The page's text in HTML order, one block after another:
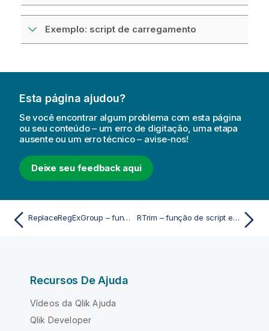
Exemplo: script de carregamento
Esta página ajudou?
Se você encontrar algum problema com esta página
ou seu conteúdo – um erro de digitação, uma etapa
ausente ou um erro técnico – avise-nos!
Deixe seu feedback aqui
ReplaceRegExGroup – função de script e gráfico RTrim – função de script e gráfico
Recursos De Ajuda
Vídeos da Qlik Ajuda
Qlik Developer